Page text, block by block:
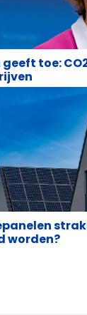
transport
geeft toe:
worden?